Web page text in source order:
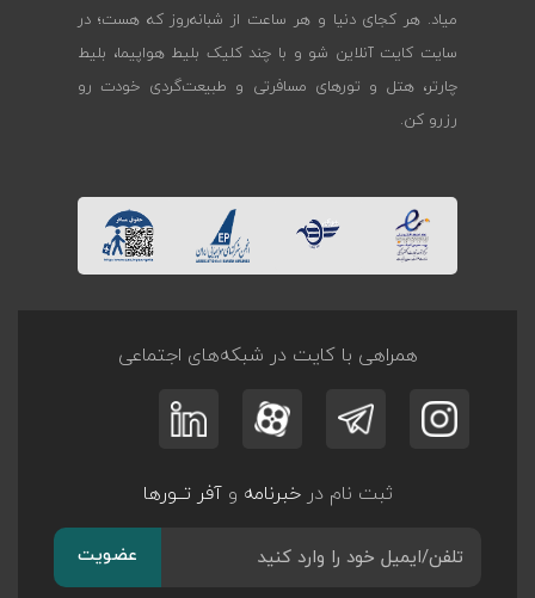
میاد. هر کجای دنیا و هر ساعت از شبانه‌روز که هست؛ در
سایت کایت آنلاین شو و با چند کلیک بلیط هواپیما، بلیط
چارتر، هتل و تورهای مسافرتی و طبیعت‌گردی خودت رو
رزرو کن.
همراهی با کایت در شبکه‌های اجتماعی
ثبت نام درخبرنامه وآفر تــورها
عضویت